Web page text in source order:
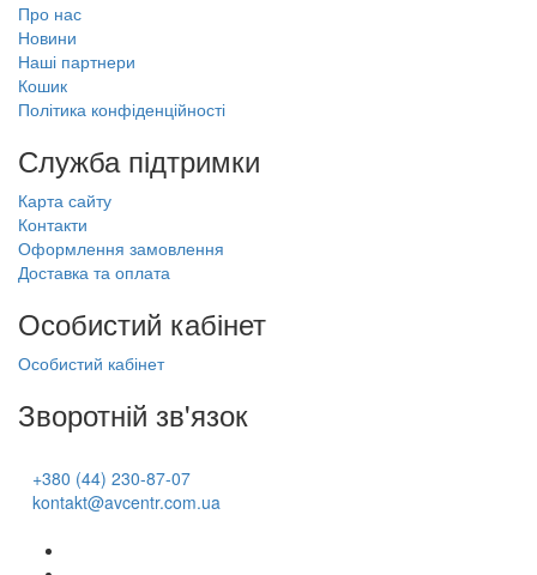
Про нас
Новини
Наші партнери
Кошик
Політика конфіденційності
Служба підтримки
Карта сайту
Контакти
Оформлення замовлення
Доставка та оплата
Особистий кабінет
Особистий кабінет
Зворотній зв'язок
+380 (44) 230-87-07
kontakt@avcentr.com.ua